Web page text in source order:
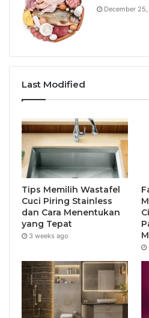
December
Last Modified
Tips Memilih Wastafel
Cuci Piring Stainless
dan Cara Menentukan
yang Tepat
3 weeks ago